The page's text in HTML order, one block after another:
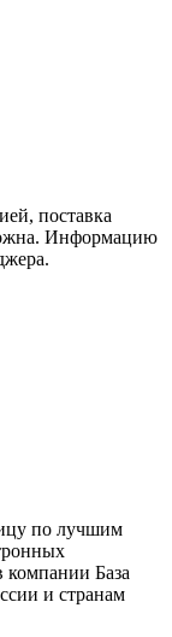
поставка
Информацию
по лучшим
компании База
и странам